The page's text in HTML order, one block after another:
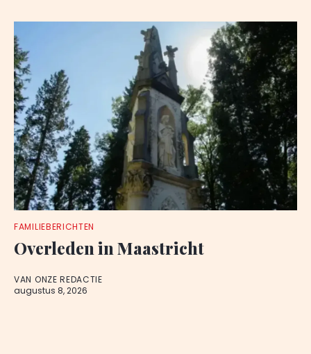
FAMILIEBERICHTEN
Overleden in Maastricht
VAN ONZE REDACTIE
augustus 8, 2026